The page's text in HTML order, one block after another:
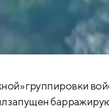
группировки
запущен